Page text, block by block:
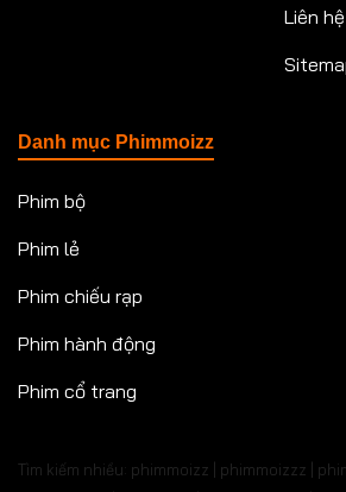
Liên hệ
Danh mục Phimmoizz
Phim bộ
Phim lẻ
Phim chiếu rạp
Phim hành động
Phim cổ trang
Tìm kiếm nhiều: phimmoizz | phimmoizzz |